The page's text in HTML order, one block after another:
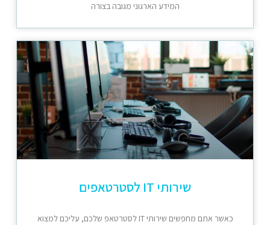
המידע הארגוני מגובה בצורה
שירותי IT לסטרטאפים
כאשר אתם מחפשים שירותי IT לסטרטאפ שלכם, עליכם למצוא